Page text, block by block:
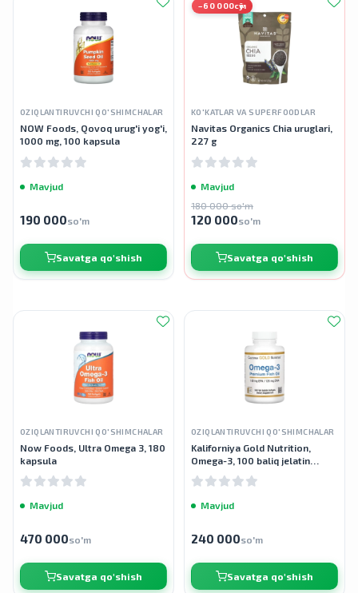
OZIQLANTIRUVCHI QO'SHIMCHALAR
NOW Foods, Qovoq urug'i yog'i,
1000 mg, 100 kapsula
Mavjud
190 000so'm
Savatga qo'shish
−60 000сӯм
KO'KATLAR VA SUPERFOODLAR
Navitas Organics Chia uruglari,
227 g
Mavjud
180 000 so'm
120 000so'm
Savatga qo'shish
OZIQLANTIRUVCHI QO'SHIMCHALAR
Now Foods, Ultra Omega 3, 180
kapsula
Mavjud
470 000so'm
Savatga qo'shish
OZIQLANTIRUVCHI QO'SHIMCHALAR
Kaliforniya Gold Nutrition,
Omega-3, 100 baliq jelatin
Mavjud
240 000so'm
Savatga qo'shish